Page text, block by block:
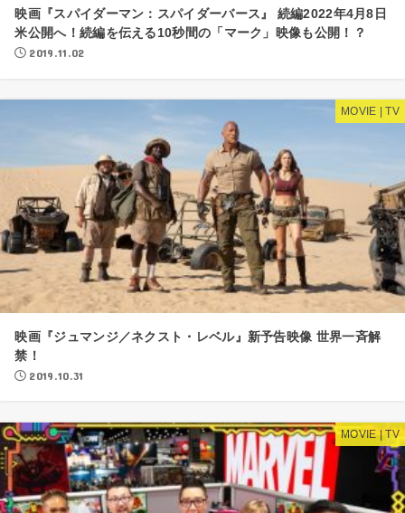
映画『スパイダーマン：スパイダーバース』 続編2022年4月8日
米公開へ！続編を伝える10秒間の「マーク」映像も公開！？
2019.11.02
MOVIE | TV
映画『ジュマンジ／ネクスト・レベル』新予告映像 世界一斉解
禁！
2019.10.31
MOVIE | TV